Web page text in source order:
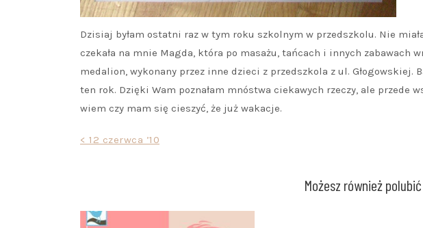
Dzisiaj byłam ostatni raz w tym roku szkolnym w przedszkolu. Nie
czekała na mnie Magda, która po masażu, tańcach i innych zabawach
medalion, wykonany przez inne dzieci z przedszkola z ul. Głogowskiej.
ten rok. Dzięki Wam poznałam mnóstwa ciekawych rzeczy, ale przede
wiem czy mam się cieszyć, że już wakacje.
Nawigacja
< 12 czerwca ’10
Możesz również polubić